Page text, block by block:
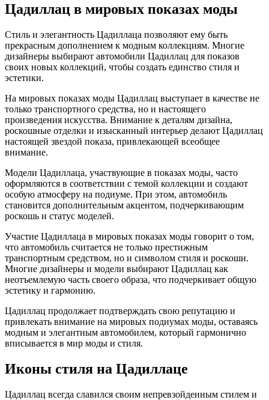
Цадиллац в мировых показах моды
Стиль и элегантность Цадиллаца позволяют ему быть
прекрасным дополнением к модным коллекциям. Многие
дизайнеры выбирают автомобили Цадиллац для показов
своих новых коллекций, чтобы создать единство стиля и
эстетики.
На мировых показах моды Цадиллац выступает в качестве не
только транспортного средства, но и настоящего
произведения искусства. Внимание к деталям дизайна,
роскошные отделки и изысканный интерьер делают Цадиллац
настоящей звездой показа, привлекающей всеобщее
внимание.
Модели Цадиллаца, участвующие в показах моды, часто
оформляются в соответствии с темой коллекции и создают
особую атмосферу на подиуме. При этом, автомобиль
становится дополнительным акцентом, подчеркивающим
роскошь и статус моделей.
Участие Цадиллаца в мировых показах моды говорит о том,
что автомобиль считается не только престижным
транспортным средством, но и символом стиля и роскоши.
Многие дизайнеры и модели выбирают Цадиллац как
неотъемлемую часть своего образа, что подчеркивает общую
эстетику и гармонию.
Цадиллац продолжает подтверждать свою репутацию и
привлекать внимание на мировых подиумах моды, оставаясь
модным и элегантным автомобилем, который гармонично
вписывается в мир моды и стиля.
Иконы стиля на Цадиллаце
Цадиллац всегда славился своим непревзойденным стилем и